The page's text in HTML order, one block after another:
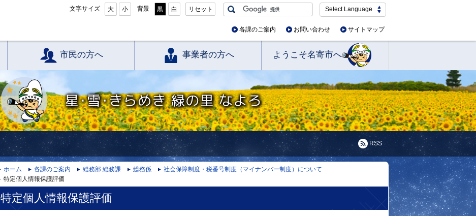
文字サイズ 大 小 背景 黒 白 リセット Select Language
各課のご案内 お問い合わせ サイトマップ
市民の方へ 事業者の方へ ようこそ名寄市へ
星・雪・きらめき 緑の里 なよろ
RSS
ホーム 各課のご案内 総務部 総務課 総務係
社会保障制度・税番号制度（マイナンバー制度）について
特定個人情報保護評価
特定個人情報保護評価